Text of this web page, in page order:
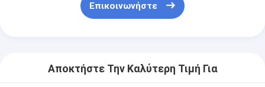
Επικοινωνήστε
Αποκτήστε Την Καλύτερη Τιμή Για